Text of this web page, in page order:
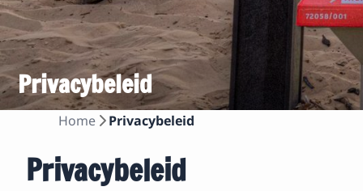
Privacybeleid
Home Privacybeleid
Privacybeleid